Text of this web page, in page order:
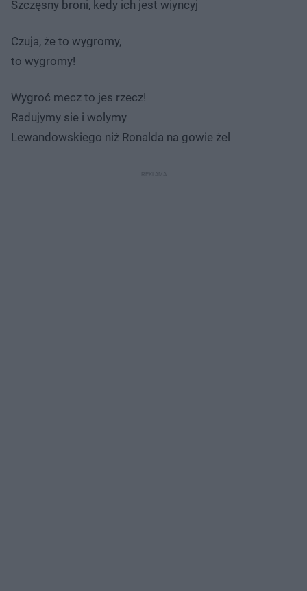
Szczęsny broni, kedy ich jest wiyncyj
Czuja, że to wygromy,
to wygromy!
Wygroć mecz to jes rzecz!
Radujymy sie i wolymy
Lewandowskiego niż Ronalda na gowie żel